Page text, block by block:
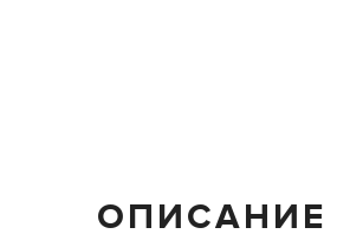
ОПИСАНИЕ